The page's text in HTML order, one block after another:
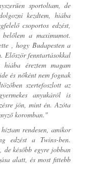
sportoltam, de
kezdtem, hiába
csoportos edzést,
a maximumot.
, hogy Budapesten a
Először fenntartásokkal
éreztem magam
és nőként nem fognak
szertefoszlott az
anyukáról is
jön, mint én. Azóta
koromban."
rendesen, amikor
edzést a Twins-ben.
de később egyre jobban
alatt, és most fittebb